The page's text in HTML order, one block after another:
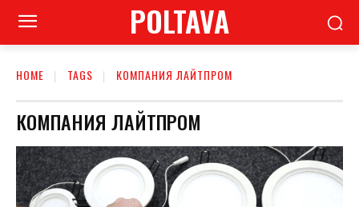
POLTAVA
HOME TAGS КОМПАНИЯ ЛАЙТПРОМ
КОМПАНИЯ ЛАЙТПРОМ